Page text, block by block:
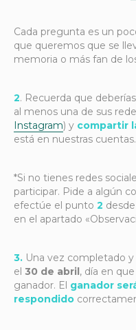
Cada pregunta es un
que queremos que se
memoria o más fan de
2. Recuerda que deberías
al menos una de sus
Instagram) y compartir
está en nuestras cuentas.
*Si no tienes redes
participar. Pide a algún
efectúe el punto 2
en el apartado
3. Una vez completado y
el 30 de abril, día en
ganador. El ganador
respondido